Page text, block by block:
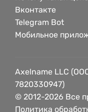
Вконтакте
Telegram Bot
Мобильное
Axelname LLC
7820330947)
© 2012-2026 Все
Политика